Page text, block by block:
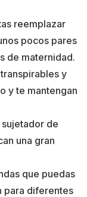
reemplazar
pocos pares
de maternidad.
y
y te mantengan
de
una gran
que puedas
para diferentes